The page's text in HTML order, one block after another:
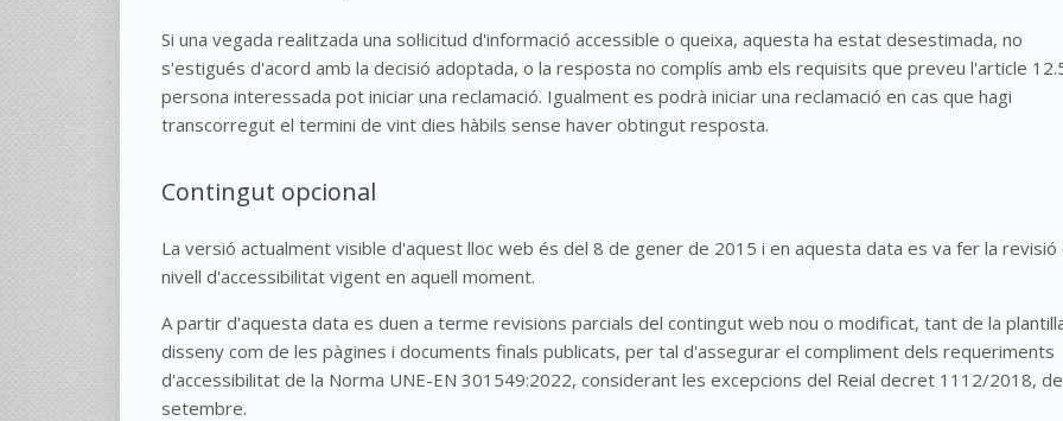
Si una vegada realitzada una sol·licitud d'informació accessible o queixa, aquesta ha estat desestimada, no
s'estigués d'acord amb la decisió adoptada, o la resposta no complís amb els requisits que preveu l'article
persona interessada pot iniciar una reclamació. Igualment es podrà iniciar una reclamació en cas que hagi
transcorregut el termini de vint dies hàbils sense haver obtingut resposta.
Contingut opcional
La versió actualment visible d'aquest lloc web és del 8 de gener de 2015 i en aquesta data es va fer la revisió
nivell d'accessibilitat vigent en aquell moment.
A partir d'aquesta data es duen a terme revisions parcials del contingut web nou o modificat, tant de la
disseny com de les pàgines i documents finals publicats, per tal d'assegurar el compliment dels requeriments
d'accessibilitat de la Norma UNE-EN 301549:2022, considerant les excepcions del Reial decret 1112/2018,
setembre.